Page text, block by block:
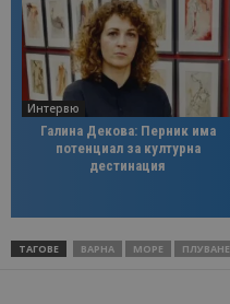
Интервю
Галина Декова: Перник има
потенциал за културна
дестинация
ТАГОВЕ ВАРНА МОРЕ ПЛУВАНЕ